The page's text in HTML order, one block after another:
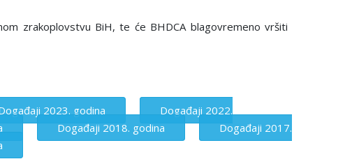
zrakoplovstvu BiH, te će BHDCA blagovremeno vršiti
2023. godina
Događaji 2022.
Događaji 2018. godina
Događaji 2017.